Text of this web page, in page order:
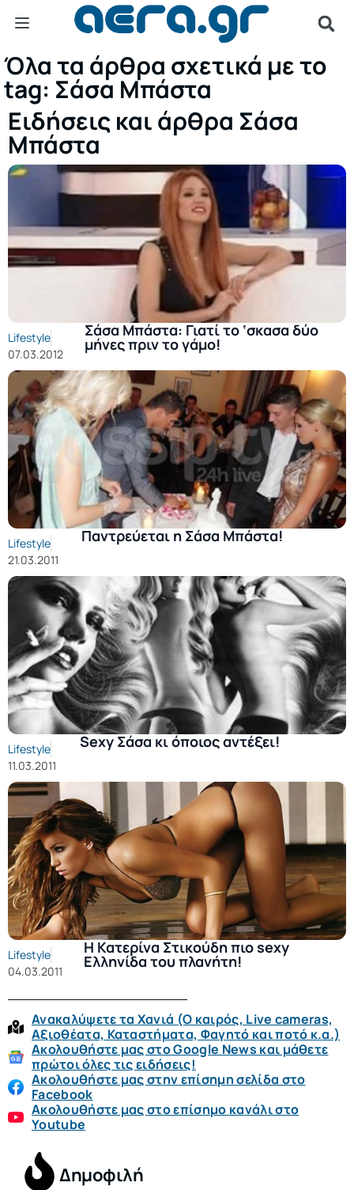
Όλα τα άρθρα σχετικά με το
tag: Σάσα Μπάστα
Ειδήσεις και άρθρα Σάσα
Μπάστα
Lifestyle
07.03.2012
Σάσα Μπάστα: Γιατί το ‘σκασα δύο
μήνες πριν το γάμο!
Lifestyle
21.03.2011
Παντρεύεται η Σάσα Μπάστα!
Lifestyle
11.03.2011
Sexy Σάσα κι όποιος αντέξει!
Lifestyle
04.03.2011
Η Κατερίνα Στικούδη πιο sexy
Ελληνίδα του πλανήτη!
Ανακαλύψετε τα Χανιά (O καιρός, Live cameras,
Αξιοθέατα, Καταστήματα, Φαγητό και ποτό κ.α.)
Ακολουθήστε μας στο Google News και μάθετε
πρώτοι όλες τις ειδήσεις!
Ακολουθήστε μας στην επίσημη σελίδα στο
Facebook
Ακολουθήστε μας στο επίσημο κανάλι στο
Youtube
Δημοφιλή